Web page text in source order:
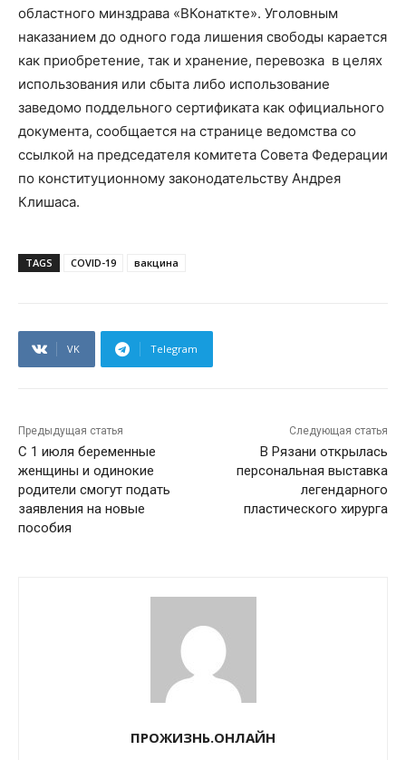
областного минздрава «ВКонаткте». Уголовным
наказанием до одного года лишения свободы карается
как приобретение, так и хранение, перевозка в целях
использования или сбыта либо использование
заведомо поддельного сертификата как официального
документа, сообщается на странице ведомства со
ссылкой на председателя комитета Совета Федерации
по конституционному законодательству Андрея
Клишаса.
TAGS COVID-19 вакцина
VK Telegram
Предыдущая статья
С 1 июля беременные
женщины и одинокие
родители смогут подать
заявления на новые
пособия
Следующая статья
В Рязани открылась
персональная выставка
легендарного
пластического хирурга
ПРОЖИЗНЬ.ОНЛАЙН